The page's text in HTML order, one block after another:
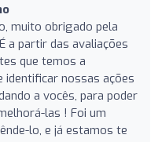
muito obrigado pela
a partir das avaliações
que temos a
identificar nossas ações
a vocês, para poder
las ! Foi um
lo, e já estamos te